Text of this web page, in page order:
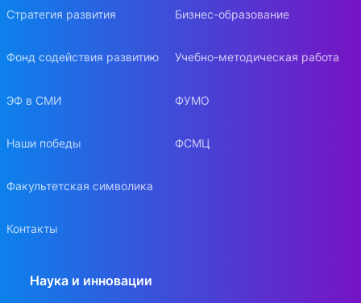
Стратегия развития
Фонд содействия развитию
ЭФ в СМИ
Наши победы
Факультетская символика
Контакты
Бизнес-образование
Учебно-методическая работа
ФУМО
ФСМЦ
Наука и инновации